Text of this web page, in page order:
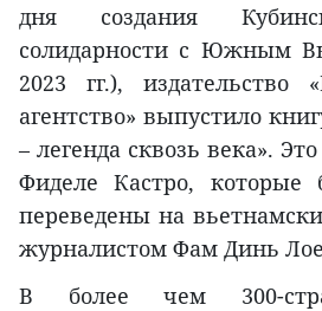
дня создания
солидарности с Южным
2023 гг.), издательство
агентство» выпустило
– легенда сквозь века».
Фиделе Кастро,
переведены на
журналистом Фам Динь
В более чем 300-